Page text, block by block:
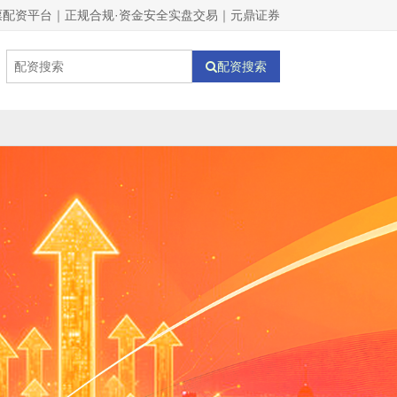
资平台｜正规合规·资金安全实盘交易｜元鼎证券
配资搜索